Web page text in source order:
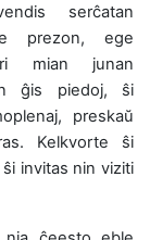
serĉatan
prezon, ege
mian junan
ĝis piedoj, ŝi
preskaŭ
Kelkvorte ŝi
invitas nin viziti